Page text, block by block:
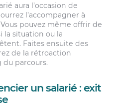
aura l’occasion de
l’accompagner à
pouvez même offrir de
la situation ou la
Faites ensuite des
de la rétroaction
parcours.
un salarié : exit